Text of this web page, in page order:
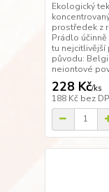
Ekologický
prostředek z
Prádlo
tu nejcitlivější
původu:
neiontové
228 Kč/ks
188 Kč bez